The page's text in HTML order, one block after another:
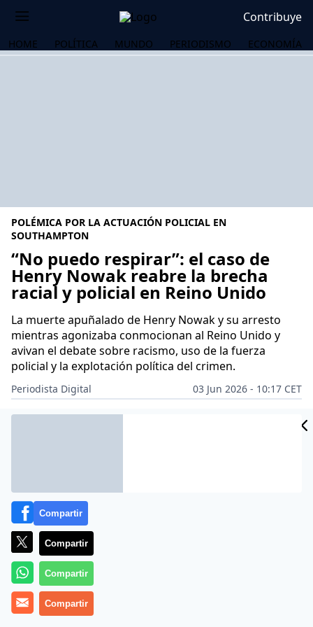
Contribuye
HOME POLÍTICA MUNDO PERIODISMO ECONOMÍA
POLÉMICA POR LA ACTUACIÓN POLICIAL EN
SOUTHAMPTON
“No puedo respirar”: el caso de
Henry Nowak reabre la brecha
racial y policial en Reino Unido
La muerte apuñalado de Henry Nowak y su arresto
mientras agonizaba conmocionan al Reino Unido y
avivan el debate sobre racismo, uso de la fuerza
policial y la explotación política del crimen.
Periodista Digital
03 Jun 2026 - 10:17 CET
Archivado en: MUNDO
Compartir
Compartir
Compartir
Compartir